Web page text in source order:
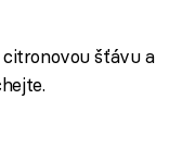
šťávu a